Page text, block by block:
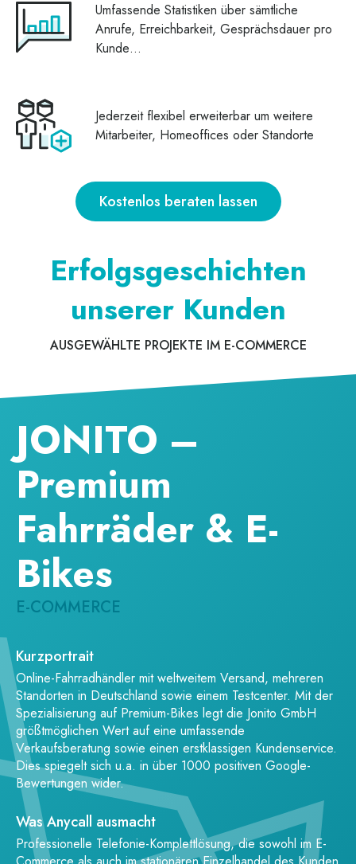
Umfassende Statistiken über sämtliche
Anrufe, Erreichbarkeit, Gesprächsdauer pro
Kunde…
Jederzeit flexibel erweiterbar um weitere
Mitarbeiter, Homeoffices oder Standorte
Kostenlos beraten lassen
Erfolgsgeschichten
unserer Kunden
AUSGEWÄHLTE PROJEKTE IM E-COMMERCE
JONITO –
Premium
Fahrräder & E-
Bikes
E-COMMERCE
Kurzportrait
Online-Fahrradhändler mit weltweitem Versand, mehreren
Standorten in Deutschland sowie einem Testcenter. Mit der
Spezialisierung auf Premium-Bikes legt die Jonito GmbH
größtmöglichen Wert auf eine umfassende
Verkaufsberatung sowie einen erstklassigen Kundenservice.
Dies spiegelt sich u.a. in über 1000 positiven Google-
Bewertungen wider.
Was Anycall ausmacht
Professionelle Telefonie-Komplettlösung, die sowohl im E-